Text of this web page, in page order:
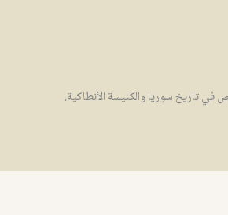
تاريخ سوريا والكنيسة الأنطاكية.